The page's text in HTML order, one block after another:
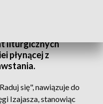
liturgicznych
płynącej z
się", nawiązuje do
Izajasza, stanowiąc